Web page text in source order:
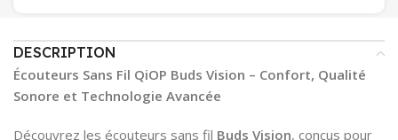
DESCRIPTION
Écouteurs Sans Fil QiOP Buds Vision – Confort, Qualité
Sonore et Technologie Avancée
Découvrez les écouteurs sans fil Buds Vision, conçus pour